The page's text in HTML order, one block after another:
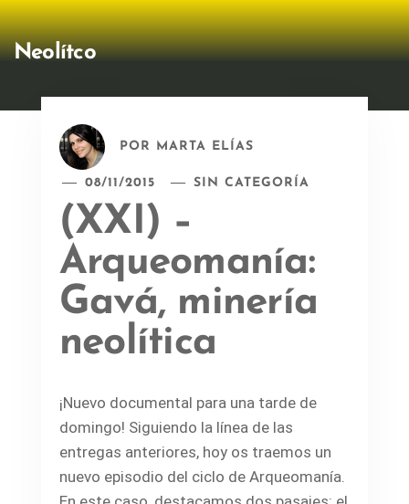
Neolítco
POR MARTA ELÍAS
08/11/2015 SIN CATEGORÍA
(XXI) –
Arqueomanía:
Gavá, minería
neolítica
¡Nuevo documental para una tarde de
domingo! Siguiendo la línea de las
entregas anteriores, hoy os traemos un
nuevo episodio del ciclo de Arqueomanía.